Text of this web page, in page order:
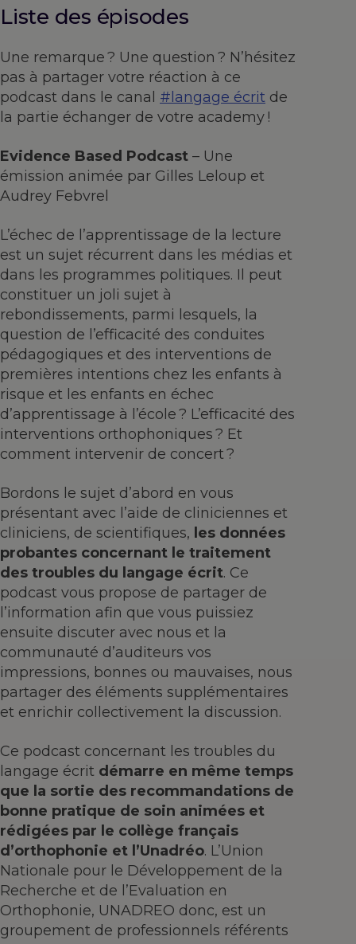
Liste des épisodes
Une remarque ? Une question ? N’hésitez
pas à partager votre réaction à ce
podcast dans le canal #langage écrit de
la partie échanger de votre academy !
Evidence Based Podcast – Une
émission animée par Gilles Leloup et
Audrey Febvrel
L’échec de l’apprentissage de la lecture
est un sujet récurrent dans les médias et
dans les programmes politiques. Il peut
constituer un joli sujet à
rebondissements, parmi lesquels, la
question de l’efficacité des conduites
pédagogiques et des interventions de
premières intentions chez les enfants à
risque et les enfants en échec
d’apprentissage à l’école ? L’efficacité des
interventions orthophoniques ? Et
comment intervenir de concert ?
Bordons le sujet d’abord en vous
présentant avec l’aide de cliniciennes et
cliniciens, de scientifiques, les données
probantes concernant le traitement
des troubles du langage écrit. Ce
podcast vous propose de partager de
l’information afin que vous puissiez
ensuite discuter avec nous et la
communauté d’auditeurs vos
impressions, bonnes ou mauvaises, nous
partager des éléments supplémentaires
et enrichir collectivement la discussion.
Ce podcast concernant les troubles du
langage écrit démarre en même temps
que la sortie des recommandations de
bonne pratique de soin animées et
rédigées par le collège français
d’orthophonie et l’Unadréo. L’Union
Nationale pour le Développement de la
Recherche et de l’Evaluation en
Orthophonie, UNADREO donc, est un
groupement de professionnels référents